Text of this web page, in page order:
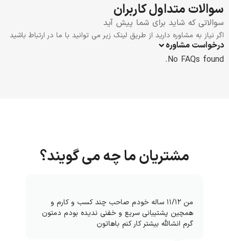
سوالات متداول کاربران
سوالاتی که شاید برای شما پیش آید
اگر نیاز به مشاوره دارید از طریق لینک زیر می توانید با ما در ارتباط باشید
درخواست مشاوره
No FAQs found.
مشتریان ما چه می گویند؟
من ۱۱/۱۲ ساله خودم صاحب چند کسب و کارم و
همچین پشتیبانی سریع و خفنی ندیده بودم دمتون
گرم انشالله بیشتر کار کنم باهاتون